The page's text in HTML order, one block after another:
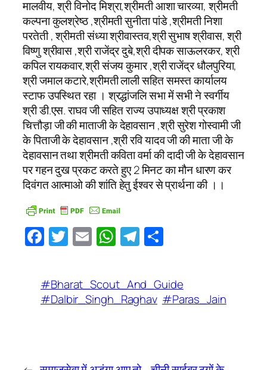
मालवीय, श्री विनोद मिश्रा,श्रीमती आशा चारव्या, श्रीमती
कल्पना कुलश्रेष्ठ ,श्रीमती सुनीता पांडे ,श्रीमती निशा
परतेती , श्रीमती संध्या श्रीवास्तव,श्री सुभाष श्रीवास, श्री
विष्णु श्रीवास ,श्री राजेंद्र दुबे,श्री दीपक साऊलरकर, श्री
कपिल रायकवार,श्री संजय कुमार ,श्री राजेंद्र धौलपुरिया,
श्री जमाल कटारे,श्रीमती लाली सहित समस्त कार्यालय
स्टाफ उपस्थित रहा । श्रद्धांजलि सभा में सभी ने स्वर्गीय
श्री डी.एस. राघव जी सहित राज्य उपाध्यक्ष श्री प्रकाश
चित्तौड़ा जी की माताजी के देहावसान ,श्री सुरेश गोस्वामी जी
के पिताजी के देहावसान ,श्री रवि यादव जी की माता जी के
देहावसान तथा श्रीमती कविता वर्मा की दादी जी के देहावसान
पर गहन दुख प्रकट करते हुए 2 मिनट का मौन धारण कर
दिवंगत आत्माओ की शांति हेतु ईश्वर से प्रार्थना की ।।
Facebook
Twitter
EmailWhatsApp
Telegram
#Bharat_Scout_And_Guide
#Dalbir_Singh_Raghav #Paras_Jain